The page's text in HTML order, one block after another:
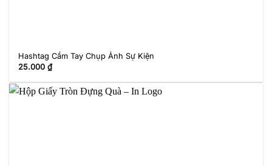
Hashtag Cầm Tay Chụp Ảnh Sự Kiện
25.000₫